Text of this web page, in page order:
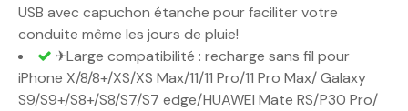
USB avec capuchon étanche pour faciliter votre
conduite même les jours de pluie!
✈Large compatibilité : recharge sans fil pour
iPhone X/8/8+/XS/XS Max/11/11 Pro/11 Pro Max/ Galaxy
S9/S9+/S8+/S8/S7/S7 edge/HUAWEI Mate RS/P30 Pro/